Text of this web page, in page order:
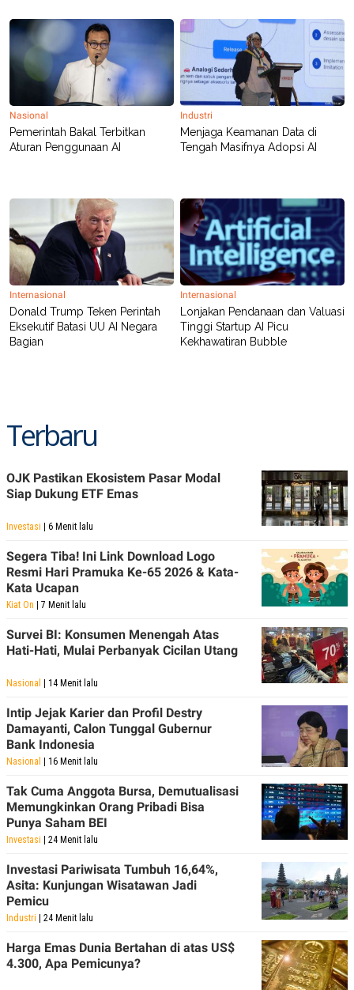
D
SITEMAPPROFILE
TERM
OF
USE
PEDOMAN
PEMBERITAAN
SIBER
Nasional
Pemerintah Bakal Terbitkan
Aturan Penggunaan AI
Industri
Menjaga Keamanan Data di
Tengah Masifnya Adopsi AI
Internasional
Donald Trump Teken Perintah
Eksekutif Batasi UU AI Negara
Bagian
Internasional
Lonjakan Pendanaan dan Valuasi
Tinggi Startup AI Picu
Kekhawatiran Bubble
Terbaru
OJK Pastikan Ekosistem Pasar Modal
Siap Dukung ETF Emas
Investasi | 6 Menit lalu
Segera Tiba! Ini Link Download Logo
Resmi Hari Pramuka Ke-65 2026 & Kata-
Kata Ucapan
Kiat On | 7 Menit lalu
Survei BI: Konsumen Menengah Atas
Hati-Hati, Mulai Perbanyak Cicilan Utang
Nasional | 14 Menit lalu
Intip Jejak Karier dan Profil Destry
Damayanti, Calon Tunggal Gubernur
Bank Indonesia
Nasional | 16 Menit lalu
Tak Cuma Anggota Bursa, Demutualisasi
Memungkinkan Orang Pribadi Bisa
Punya Saham BEI
Investasi | 24 Menit lalu
Investasi Pariwisata Tumbuh 16,64%,
Asita: Kunjungan Wisatawan Jadi
Pemicu
Industri | 24 Menit lalu
Harga Emas Dunia Bertahan di atas US$
4.300, Apa Pemicunya?